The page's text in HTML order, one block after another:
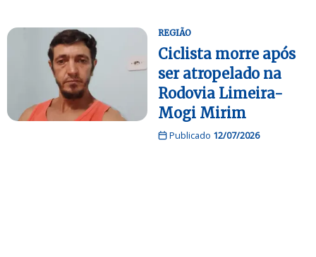
REGIÃO
Ciclista morre após
ser atropelado na
Rodovia Limeira-
Mogi Mirim
Publicado 12/07/2026